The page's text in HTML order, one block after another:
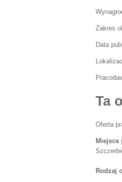
Zakres
Data
Ta
Oferta
Miejsce
Rodzaj